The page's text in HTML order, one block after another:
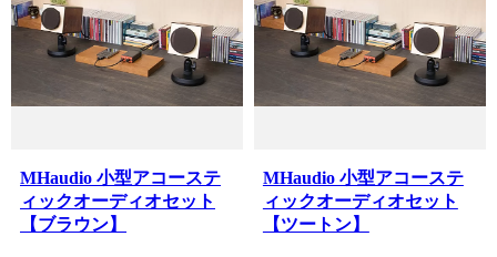
MHaudio 小型アコーステ
ィックオーディオセット
【ブラウン】
MHaudio 小型アコーステ
ィックオーディオセット
【ツートン】